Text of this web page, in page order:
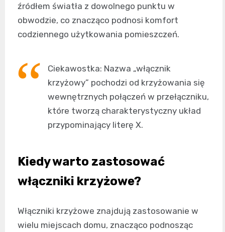
źródłem światła z dowolnego punktu w
obwodzie, co znacząco podnosi komfort
codziennego użytkowania pomieszczeń.
Ciekawostka: Nazwa „włącznik
krzyżowy” pochodzi od krzyżowania się
wewnętrznych połączeń w przełączniku,
które tworzą charakterystyczny układ
przypominający literę X.
Kiedy warto zastosować
włączniki krzyżowe?
Włączniki krzyżowe znajdują zastosowanie w
wielu miejscach domu, znacząco podnosząc